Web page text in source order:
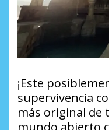
¡Este
supervivencia
más original de